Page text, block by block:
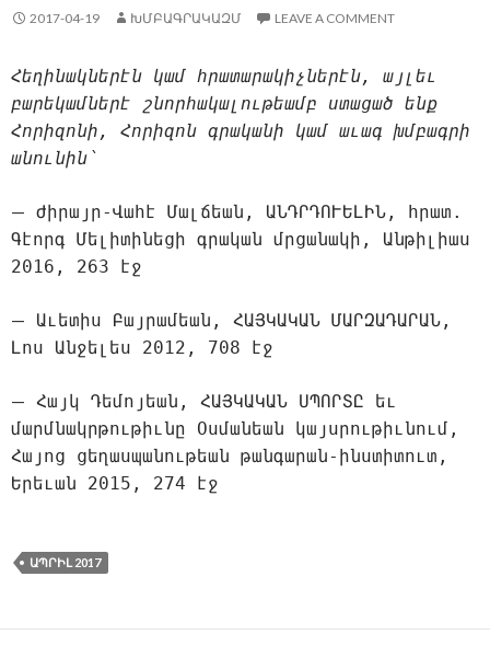
2017-04-19 ԽՄԲԱԳՐԱԿԱԶՄ LEAVE A COMMENT
Հեղինակներէն կամ հրատարակիչներէն, այլեւ
բարեկամներէ շնորհակալութեամբ ստացած ենք
Հորիզոնի, Հորիզոն գրականի կամ աւագ խմբագրի
անունին՝
— Ժիրայր-Վահէ Մալճեան, ԱՆԴՐԴՈՒԵԼԻՆ, հրատ.
Գէորգ Մելիտինեցի գրական մրցանակի, Անթիլիաս
2016, 263 էջ
— Աւետիս Բայրամեան, ՀԱՅԿԱԿԱՆ ՄԱՐԶԱԴԱՐԱՆ,
Լոս Անջելես 2012, 708 էջ
— Հայկ Դեմոյեան, ՀԱՅԿԱԿԱՆ ՍՊՈՐՏԸ եւ
մարմնակրթութիւնը Օսմանեան կայսրութիւնում,
Հայոց ցեղասպանութեան թանգարան-ինստիտուտ,
Երեւան 2015, 274 էջ
ԱՊՐԻԼ 2017